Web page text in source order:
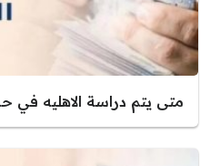
متى يتم دراسة الاهليه في